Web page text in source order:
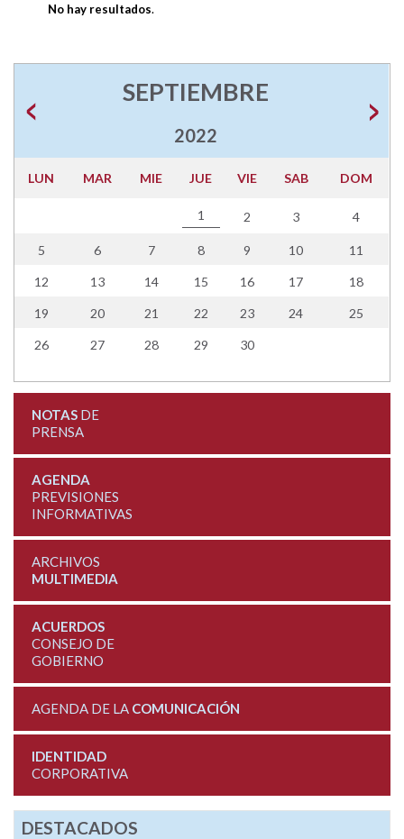
No hay resultados.
SEPTIEMBRE
2022
LUN MAR MIE JUE VIE SAB DOM
1 2 3 4
5 6 7 8 9 10 11
12 13 14 15 16 17 18
19 20 21 22 23 24 25
26 27 28 29 30
NOTASDE
PRENSA
AGENDA
PREVISIONES
INFORMATIVAS
ARCHIVOS
MULTIMEDIA
ACUERDOS
CONSEJO DE
GOBIERNO
AGENDA DE LA COMUNICACIÓN
IDENTIDAD
CORPORATIVA
DESTACADOS